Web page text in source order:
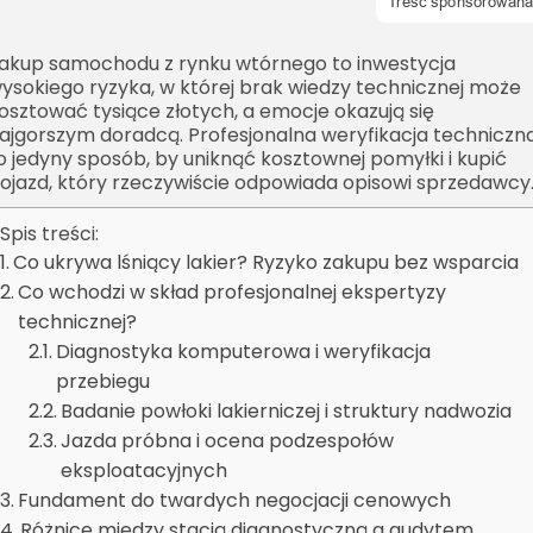
samochodu z rynku wtórnego to inwestycja
ryzyka, w której brak wiedzy technicznej może
tysiące złotych, a emocje okazują się
doradcą. Profesjonalna weryfikacja
jedyny sposób, by uniknąć kosztownej pomyłki i kupić
który rzeczywiście odpowiada opisowi sprzedawcy.
Spis treści:
Co ukrywa lśniący lakier? Ryzyko zakupu bez wsparcia
Co wchodzi w skład profesjonalnej ekspertyzy
technicznej?
Diagnostyka komputerowa i weryfikacja
przebiegu
Badanie powłoki lakierniczej i struktury nadwozia
Jazda próbna i ocena podzespołów
eksploatacyjnych
Fundament do twardych negocjacji cenowych